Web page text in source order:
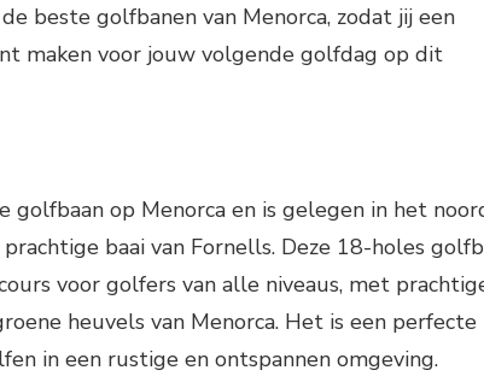
beste golfbanen van Menorca, zodat jij een
maken voor jouw volgende golfdag op dit
golfbaan op Menorca en is gelegen in het
baai van Fornells. Deze 18-holes
voor golfers van alle niveaus, met
heuvels van Menorca. Het is een perfecte
in een rustige en ontspannen omgeving.